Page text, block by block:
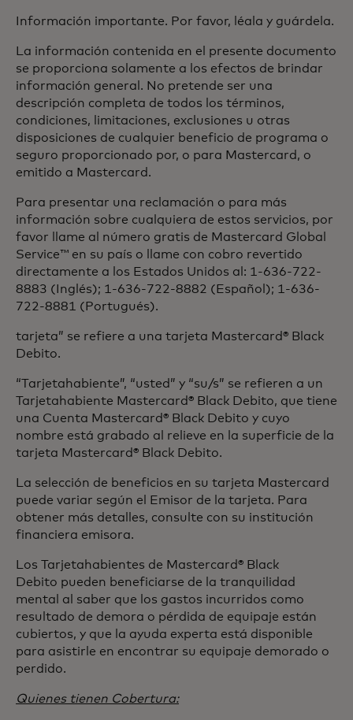
Información importante. Por favor, léala y guárdela.
La información contenida en el presente documento
se proporciona solamente a los efectos de brindar
información general. No pretende ser una
descripción completa de todos los términos,
condiciones, limitaciones, exclusiones u otras
disposiciones de cualquier beneficio de programa o
seguro proporcionado por, o para Mastercard, o
emitido a Mastercard.
Para presentar una reclamación o para más
información sobre cualquiera de estos servicios, por
favor llame al número gratis de Mastercard Global
Service™ en su país o llame con cobro revertido
directamente a los Estados Unidos al: 1-636-722-
8883 (Inglés); 1-636-722-8882 (Español); 1-636-
722-8881 (Portugués).
tarjeta” se refiere a una tarjeta Mastercard® Black
Debito.
“Tarjetahabiente”, “usted” y “su/s” se refieren a un
Tarjetahabiente Mastercard® Black Debito, que tiene
una Cuenta Mastercard® Black Debito y cuyo
nombre está grabado al relieve en la superficie de la
tarjeta Mastercard® Black Debito.
La selección de beneficios en su tarjeta Mastercard
puede variar según el Emisor de la tarjeta. Para
obtener más detalles, consulte con su institución
financiera emisora.
Los Tarjetahabientes de Mastercard® Black
Debito pueden beneficiarse de la tranquilidad
mental al saber que los gastos incurridos como
resultado de demora o pérdida de equipaje están
cubiertos, y que la ayuda experta está disponible
para asistirle en encontrar su equipaje demorado o
perdido.
Quienes tienen Cobertura: